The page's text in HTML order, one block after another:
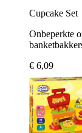
Cupcake Set
Onbeperkte
€ 6,09